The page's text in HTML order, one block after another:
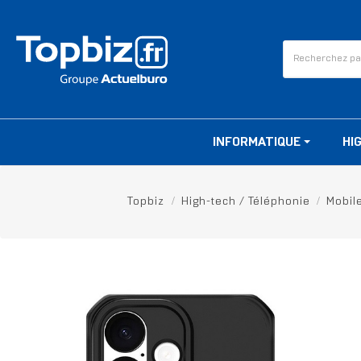
INFORMATIQUE
Topbiz High-tech / Téléphonie